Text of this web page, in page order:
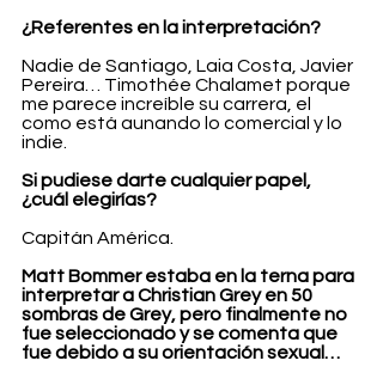
¿Referentes en la interpretación?
Nadie de Santiago, Laia Costa, Javier
Pereira… Timothée Chalamet porque
me parece increíble su carrera, el
como está aunando lo comercial y lo
indie.
Si pudiese darte cualquier papel,
¿cuál elegirías?
Capitán América.
Matt Bommer estaba en la terna para
interpretar a Christian Grey en 50
sombras de Grey, pero finalmente no
fue seleccionado y se comenta que
fue debido a su orientación sexual…